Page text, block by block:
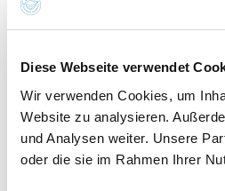
Diese Webseite verwendet
Wir verwenden Cookies, um
Website zu analysieren.
und Analysen weiter. Unsere
oder die sie im Rahmen Ihrer